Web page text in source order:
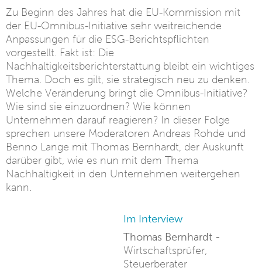
Zu Beginn des Jahres hat die EU-Kommission mit
der EU-Omnibus-Initiative sehr weitreichende
Anpassungen für die ESG-Berichtspflichten
vorgestellt. Fakt ist: Die
Nachhaltigkeitsberichterstattung bleibt ein wichtiges
Thema. Doch es gilt, sie strategisch neu zu denken.
Welche Veränderung bringt die Omnibus-Initiative?
Wie sind sie einzuordnen? Wie können
Unternehmen darauf reagieren? In dieser Folge
sprechen unsere Moderatoren Andreas Rohde und
Benno Lange mit Thomas Bernhardt, der Auskunft
darüber gibt, wie es nun mit dem Thema
Nachhaltigkeit in den Unternehmen weitergehen
kann.
Im Interview
Thomas Bernhardt -
Wirtschaftsprüfer,
Steuerberater